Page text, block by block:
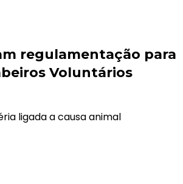
regulamentação para
Voluntários
ligada a causa animal